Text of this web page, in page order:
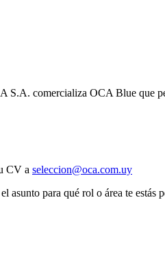
S.A. comercializa OCA Blue que
CV a seleccion@oca.com.uy
asunto para qué rol o área te estás